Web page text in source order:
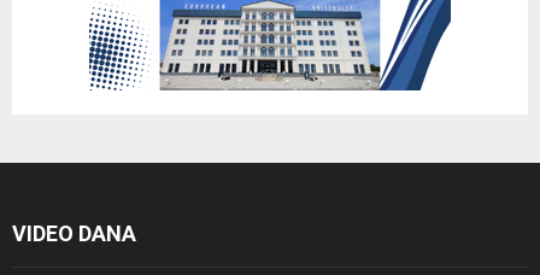
VIDEO DANA